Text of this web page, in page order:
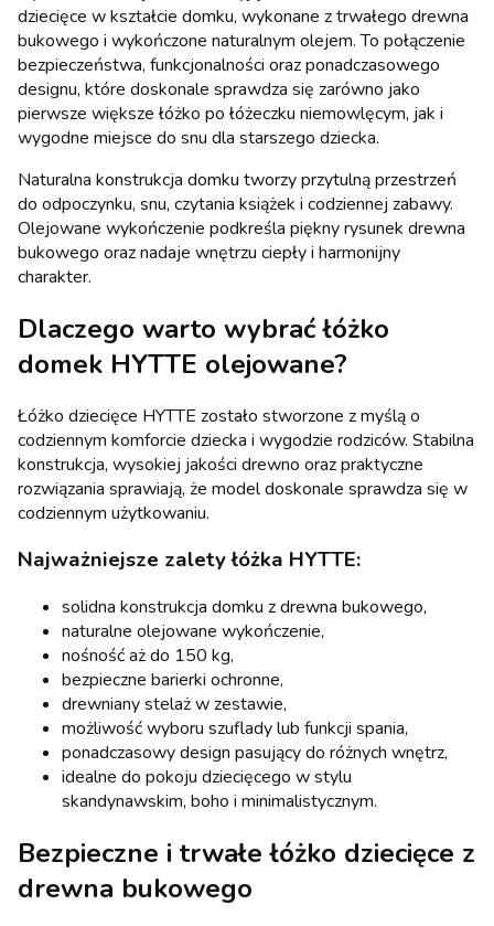
dziecięce w kształcie domku, wykonane z trwałego drewna
bukowego i wykończone naturalnym olejem. To połączenie
bezpieczeństwa, funkcjonalności oraz ponadczasowego
designu, które doskonale sprawdza się zarówno jako
pierwsze większe łóżko po łóżeczku niemowlęcym, jak i
wygodne miejsce do snu dla starszego dziecka.
Naturalna konstrukcja domku tworzy przytulną przestrzeń
do odpoczynku, snu, czytania książek i codziennej zabawy.
Olejowane wykończenie podkreśla piękny rysunek drewna
bukowego oraz nadaje wnętrzu ciepły i harmonijny
charakter.
Dlaczego warto wybrać łóżko
domek HYTTE olejowane?
Łóżko dziecięce HYTTE zostało stworzone z myślą o
codziennym komforcie dziecka i wygodzie rodziców. Stabilna
konstrukcja, wysokiej jakości drewno oraz praktyczne
rozwiązania sprawiają, że model doskonale sprawdza się w
codziennym użytkowaniu.
Najważniejsze zalety łóżka HYTTE:
solidna konstrukcja domku z drewna bukowego,
naturalne olejowane wykończenie,
nośność aż do 150 kg,
bezpieczne barierki ochronne,
drewniany stelaż w zestawie,
możliwość wyboru szuflady lub funkcji spania,
ponadczasowy design pasujący do różnych wnętrz,
idealne do pokoju dziecięcego w stylu
skandynawskim, boho i minimalistycznym.
Bezpieczne i trwałe łóżko dziecięce z
drewna bukowego